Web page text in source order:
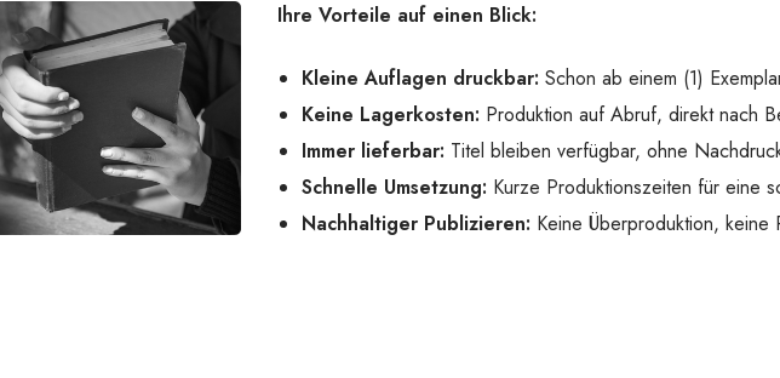
Ihre Vorteile auf einen Blick:
Kleine Auflagen druckbar: Schon ab einem (1)
Keine Lagerkosten: Produktion auf Abruf, direkt nach
Immer lieferbar: Titel bleiben verfügbar, ohne
Schnelle Umsetzung: Kurze Produktionszeiten für eine
Nachhaltiger Publizieren: Keine Überproduktion, keine